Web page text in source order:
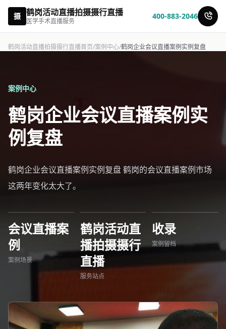
摄 鹤岗活动直播拍摄摄行直播
医学手术直播服务
400-883-2046
鹤岗活动直播拍摄摄行直播首页/案例中心/鹤岗企业会议直播案例实例复盘
案例中心
鹤岗企业会议直播案例实
例复盘
鹤岗企业会议直播案例实例复盘 鹤岗的会议直播案例市场
这两年变化太大了。
会议直播案
例
案例场景
鹤岗活动直
播拍摄摄行
直播
服务站点
收录
案例留档